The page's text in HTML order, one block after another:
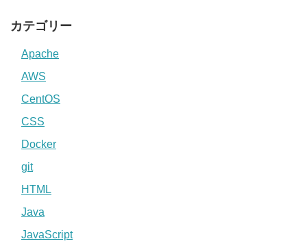
カテゴリー
Apache
AWS
CentOS
CSS
Docker
git
HTML
Java
JavaScript